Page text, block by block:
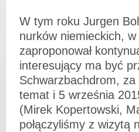
W tym roku Jurgen
nurków niemieckich,
zaproponował
interesujący ma być
Schwarzbachdrom,
temat i 5 września
(Mirek Kopertowski,
połączyliśmy z wizytą